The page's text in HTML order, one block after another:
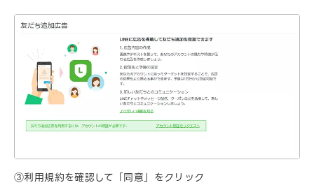
③利用規約を確認して「同意」をクリック